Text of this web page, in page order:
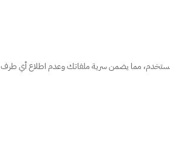
مما يضمن سرية ملفاتك وعدم اطلاع أي طرف